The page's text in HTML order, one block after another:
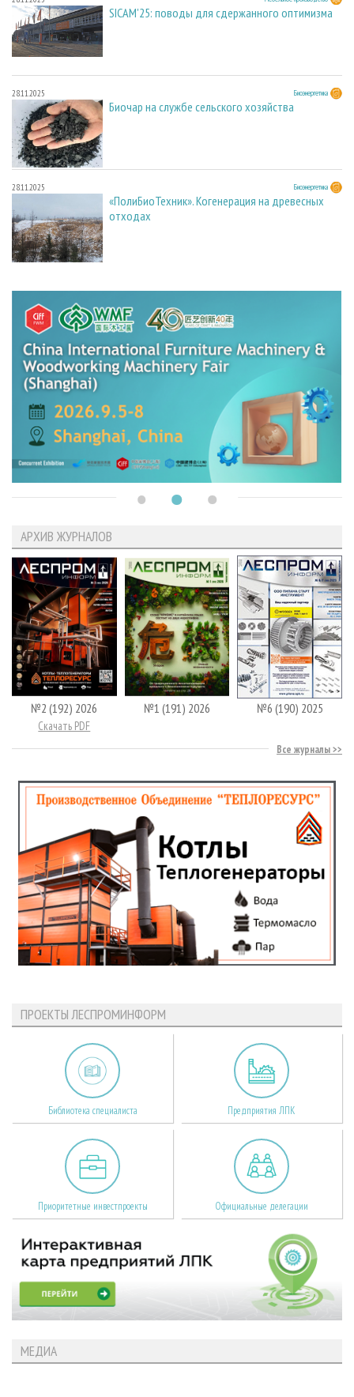
SICAM'25: поводы для сдержанного оптимизма
28.11.2025 Биоэнергетика
Биочар на службе сельского хозяйства
28.11.2025 Биоэнергетика
«ПолиБиоТехник». Когенерация на древесных
отходах
АРХИВ ЖУРНАЛОВ
№2 (192) 2026
Скачать PDF
№1 (191) 2026 №6 (190) 2025
Все журналы
ПРОЕКТЫ ЛЕСПРОМИНФОРМ
Библиотека специалиста Предприятия ЛПК
Приоритетные инвестпроекты Официальные делегации
МЕДИА